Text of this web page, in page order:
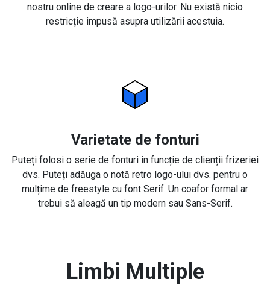
nostru online de creare a logo-urilor. Nu există nicio
restricție impusă asupra utilizării acestuia.
Varietate de fonturi
Puteți folosi o serie de fonturi în funcție de clienții frizeriei
dvs. Puteți adăuga o notă retro logo-ului dvs. pentru o
mulțime de freestyle cu font Serif. Un coafor formal ar
trebui să aleagă un tip modern sau Sans-Serif.
Limbi Multiple